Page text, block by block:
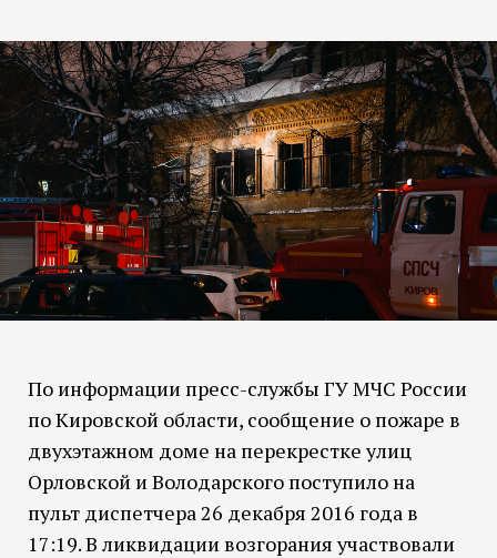
По информации пресс-службы ГУ МЧС России
по Кировской области, сообщение о пожаре в
двухэтажном доме на перекрестке улиц
Орловской и Володарского поступило на
пульт диспетчера 26 декабря 2016 года в
17:19. В ликвидации возгорания участвовали